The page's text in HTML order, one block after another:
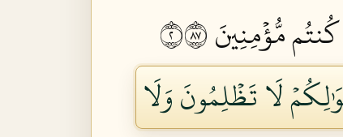
مُّؤۡمِنِينَ ٢٧٨
لَا تَظۡلِمُونَ وَلَا